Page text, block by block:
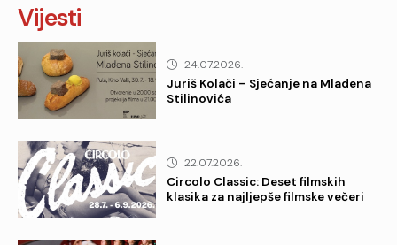
Vijesti
24.07.2026.
Juriš Kolači – Sjećanje na Mladena
Stilinovića
22.07.2026.
Circolo Classic: Deset filmskih
klasika za najljepše filmske večeri